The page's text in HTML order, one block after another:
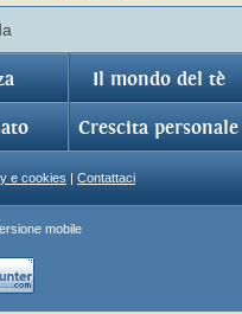
Il mondo del tè
Crescita personale
e cookies | Contattaci
mobile